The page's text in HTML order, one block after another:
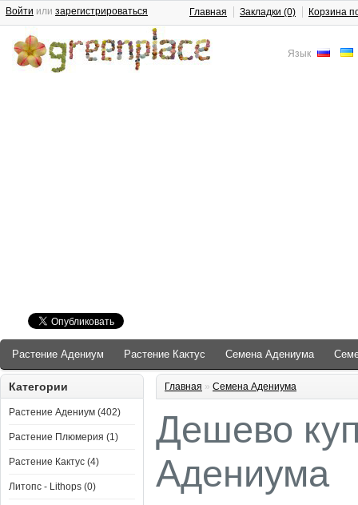
Язык
Войти или зарегистрироваться Главная Закладки (0) Корзина
Растение Адениум Растение Кактус Семена Адениума
Категории
Растение Адениум (402)
Растение Плюмерия (1)
Растение Кактус (4)
Литопс - Lithops (0)
Главная » Семена Адениума
Дешево
Адениума